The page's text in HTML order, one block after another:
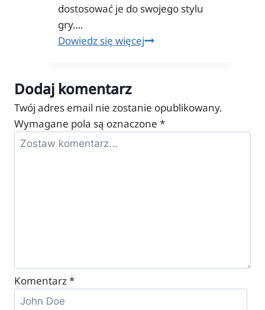
dostosować je do swojego stylu
gry….
Dowiedz się więcejNajlepszy
–
jak
ustawić?
Dodaj komentarz
Twój adres email nie zostanie opublikowany.
Wymagane pola są oznaczone *
Komentarz*